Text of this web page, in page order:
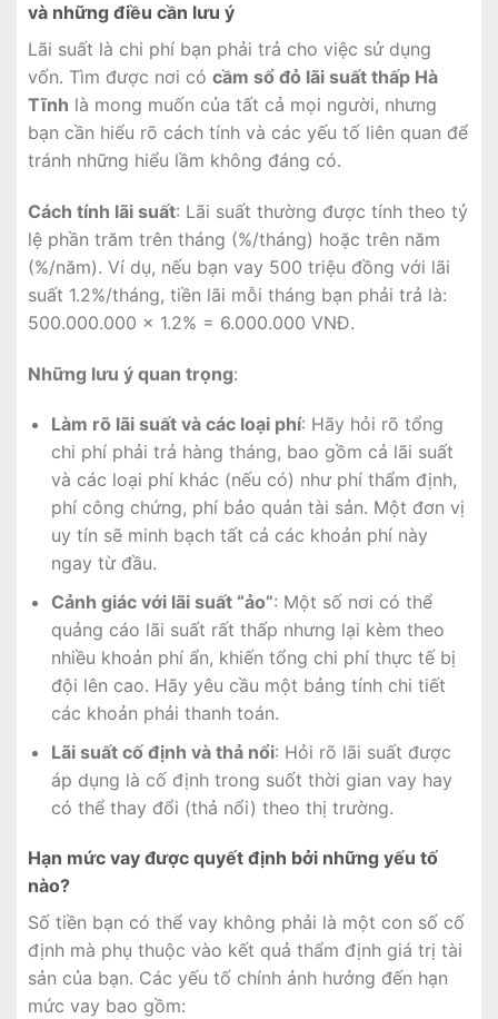
và những điều cần lưu ý
Lãi suất là chi phí bạn phải trả cho việc sử dụng
vốn. Tìm được nơi có cầm sổ đỏ lãi suất thấp Hà
Tĩnh là mong muốn của tất cả mọi người, nhưng
bạn cần hiểu rõ cách tính và các yếu tố liên quan để
tránh những hiểu lầm không đáng có.
Cách tính lãi suất: Lãi suất thường được tính theo tỷ
lệ phần trăm trên tháng (%/tháng) hoặc trên năm
(%/năm). Ví dụ, nếu bạn vay 500 triệu đồng với lãi
suất 1.2%/tháng, tiền lãi mỗi tháng bạn phải trả là:
500.000.000 x 1.2% = 6.000.000 VNĐ.
Những lưu ý quan trọng:
Làm rõ lãi suất và các loại phí: Hãy hỏi rõ tổng
chi phí phải trả hàng tháng, bao gồm cả lãi suất
và các loại phí khác (nếu có) như phí thẩm định,
phí công chứng, phí bảo quản tài sản. Một đơn vị
uy tín sẽ minh bạch tất cả các khoản phí này
ngay từ đầu.
Cảnh giác với lãi suất “ảo”: Một số nơi có thể
quảng cáo lãi suất rất thấp nhưng lại kèm theo
nhiều khoản phí ẩn, khiến tổng chi phí thực tế bị
đội lên cao. Hãy yêu cầu một bảng tính chi tiết
các khoản phải thanh toán.
Lãi suất cố định và thả nổi: Hỏi rõ lãi suất được
áp dụng là cố định trong suốt thời gian vay hay
có thể thay đổi (thả nổi) theo thị trường.
Hạn mức vay được quyết định bởi những yếu tố
nào?
Số tiền bạn có thể vay không phải là một con số cố
định mà phụ thuộc vào kết quả thẩm định giá trị tài
sản của bạn. Các yếu tố chính ảnh hưởng đến hạn
mức vay bao gồm: